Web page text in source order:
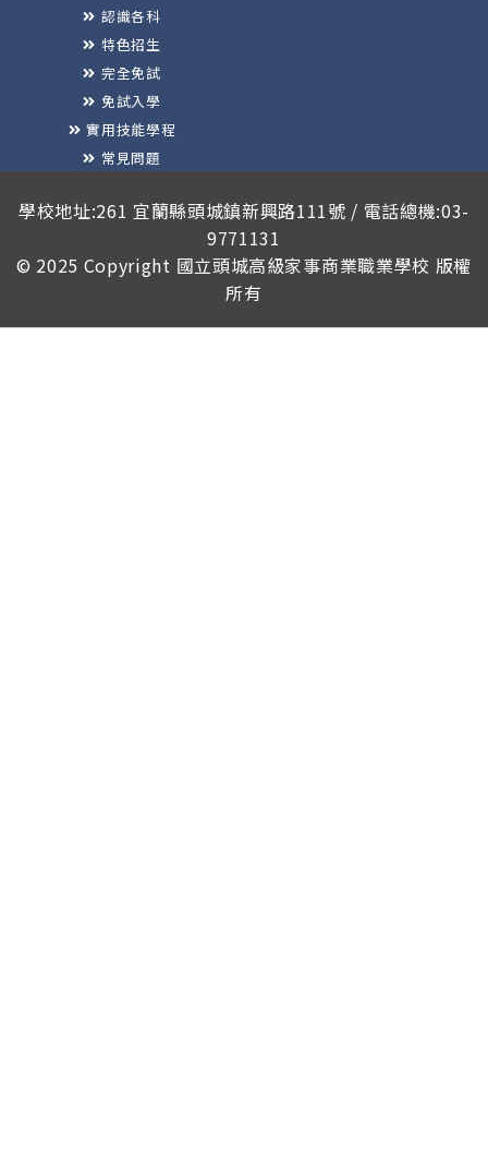
認識各科
特色招生
完全免試
免試入學
實用技能學程
常見問題
學校地址:261 宜蘭縣頭城鎮新興路111號 / 電話總機:03-
9771131
© 2025 Copyright 國立頭城高級家事商業職業學校 版權
所有